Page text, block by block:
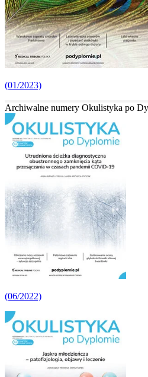
(01/2023)
Archiwalne numery Okulistyka po
(06/2022)